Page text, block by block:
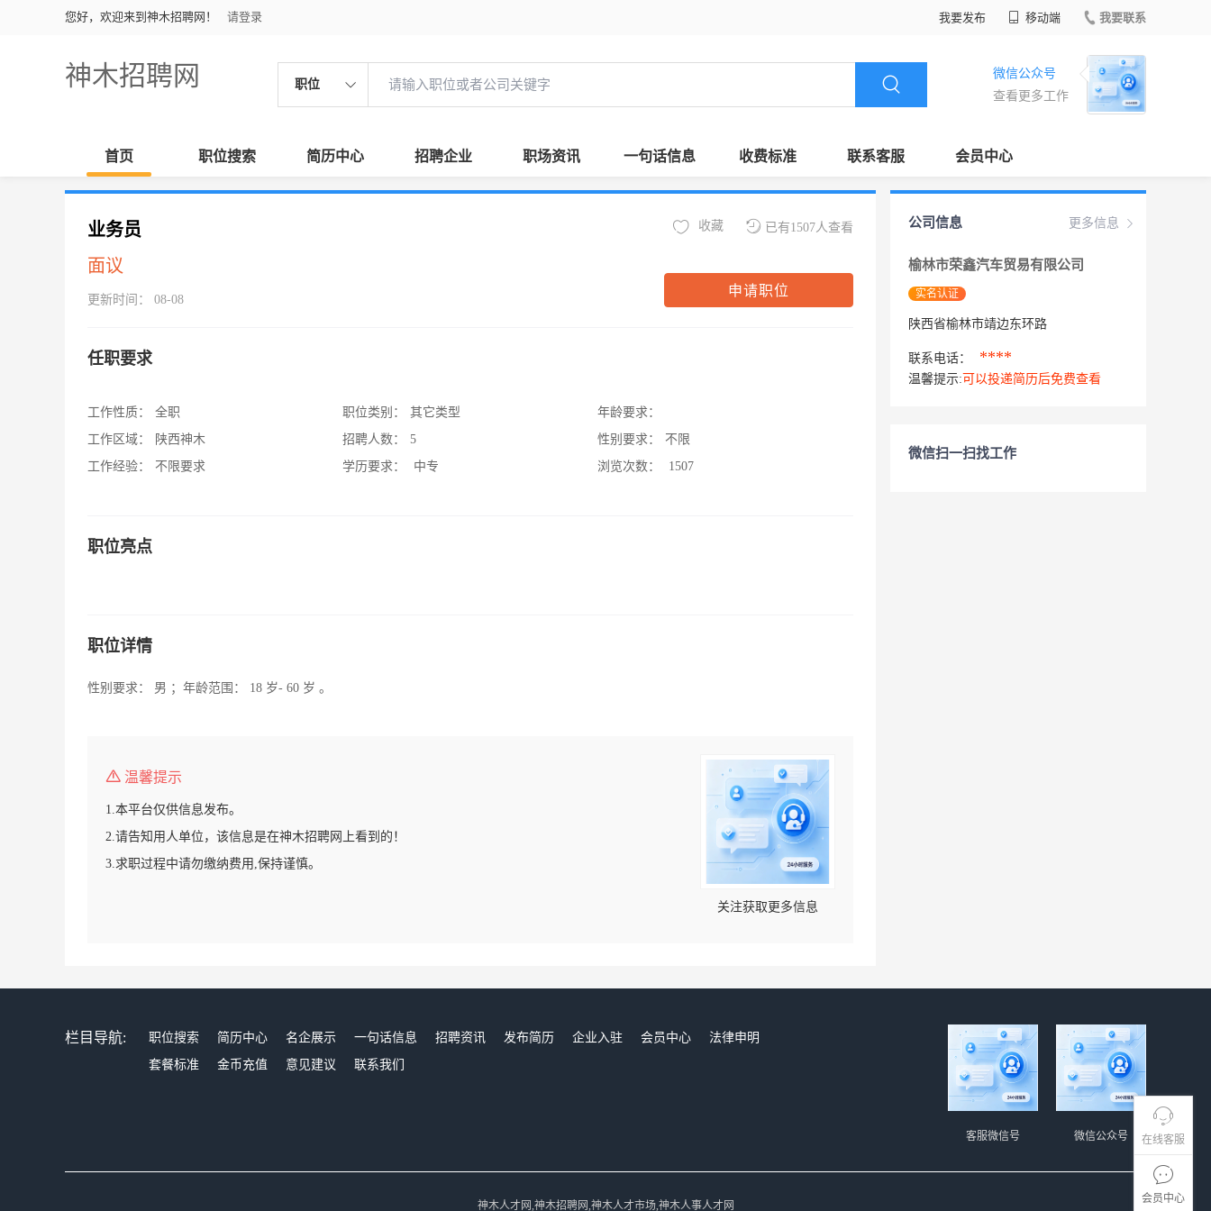
您好，欢迎来到神木招聘网！ 请登录 我要发布 移动端 我要联系
神木招聘网 职位
微信公众号
查看更多工作
首页 职位搜索 简历中心 招聘企业 职场资讯 一句话信息 收费标准 联系客服 会员中心
在线客服
会员中心
业务员
面议
更新时间： 08-08
已有1507人查看
收藏
申请职位
任职要求
工作性质：
全职
工作区域：
陕西神木
工作经验：
不限要求
职位类别：
其它类型
招聘人数：
5
学历要求：
中专
年龄要求：
性别要求：
不限
浏览次数：
1507
职位亮点
职位详情
性别要求： 男 ；年龄范围： 18 岁- 60 岁 。
温馨提示
1.本平台仅供信息发布。
2.请告知用人单位，该信息是在神木招聘网上看到的！
3.求职过程中请勿缴纳费用,保持谨慎。
关注获取更多信息
更多信息
公司信息
榆林市荣鑫汽车贸易有限公司
实名认证
陕西省榆林市靖边东环路
联系电话： ****
温馨提示: 可以投递简历后免费查看
微信扫一扫找工作
栏目导航: 职位搜索 简历中心 名企展示 一句话信息 招聘资讯 发布简历 企业入驻 会员中心
法律申明
套餐标准
金币充值 意见建议 联系我们
微信公众号
客服微信号
神木人才网,神木招聘网,神木人才市场,神木人事人才网